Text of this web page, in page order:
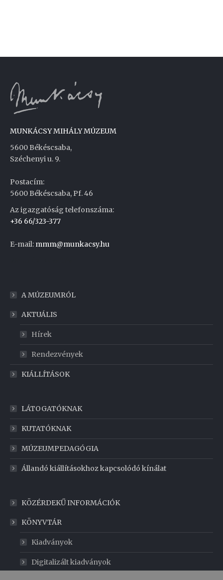
MUNKÁCSY MIHÁLY MÚZEUM
5600 Békéscsaba,
Széchenyi u. 9.
Postacím:
5600 Békéscsaba, Pf. 46
Az igazgatóság telefonszáma:
+36 66/323-377
E-mail: mmm@munkacsy.hu
A MÚZEUMRÓL
AKTUÁLIS
Hírek
Rendezvények
KIÁLLÍTÁSOK
LÁTOGATÓKNAK
KUTATÓKNAK
MÚZEUMPEDAGÓGIA
Állandó kiállításokhoz kapcsolódó kínálat
KÖZÉRDEKŰ INFORMÁCIÓK
KÖNYVTÁR
Kiadványok
Digitalizált kiadványok